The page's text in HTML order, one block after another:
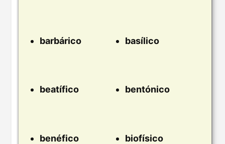
barbárico basílico
beatífico bentónico
benéfico biofísico